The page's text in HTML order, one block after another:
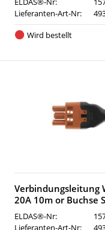
Lieferanten-Art-Nr:
Wird bestellt
Verbindungsleitung
20A 10m or Buchse
ELDAS®-Nr:
Lieferanten-Art-Nr: